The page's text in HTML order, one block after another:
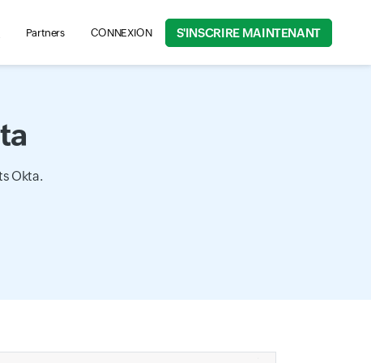
for product information, help articles, and more...
Partners CONNEXION S'INSCRIRE MAINTENANT
Okta.